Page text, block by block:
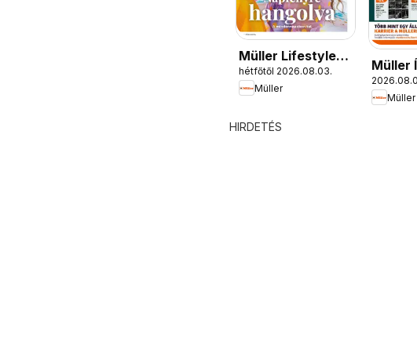
Müller Lifestyle
magazin
hétfőtől 2026.08.03.
Müller
Müller
Müller
HIRDETÉS